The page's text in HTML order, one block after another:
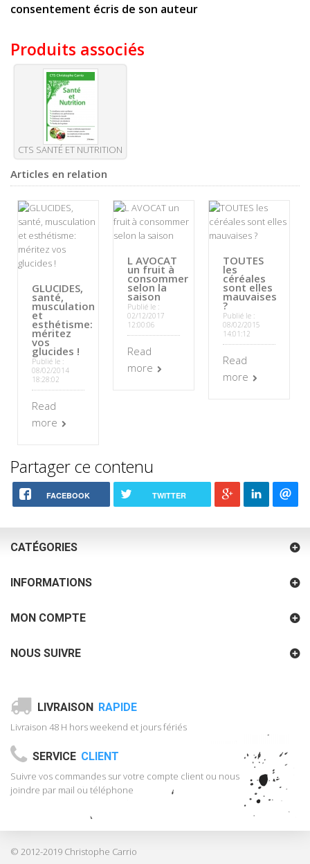
consentement écris de son auteur
Produits associés
CTS SANTÉ ET NUTRITION
Articles en relation
GLUCIDES,
santé,
musculation
et
esthétisme:
méritez
vos
glucides !
Publié le :
08/02/2014
18:28:02
Read
more
L AVOCAT
un fruit à
consommer
selon la
saison
Publié le :
02/12/2017
12:00:06
Read
more
TOUTES
les
céréales
sont elles
mauvaises
?
Publié le :
08/02/2015
14:01:12
Read
more
Partager ce contenu
FACEBOOK TWITTER
CATÉGORIES
INFORMATIONS
© 2012-2019 Christophe Carrio
MON COMPTE
NOUS SUIVRE
LIVRAISON RAPIDE
Livraison 48 H hors weekend et jours fériés
SERVICE CLIENT
Suivre vos commandes sur votre compte client ou nous
joindre par mail ou téléphone